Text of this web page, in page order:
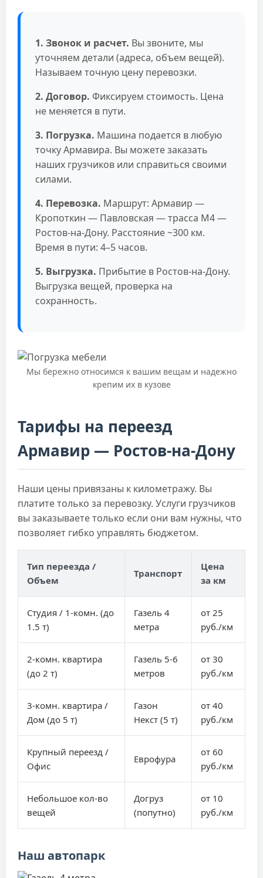
1. Звонок и расчет. Вы звоните, мы
уточняем детали (адреса, объем вещей).
Называем точную цену перевозки.
2. Договор. Фиксируем стоимость. Цена
не меняется в пути.
3. Погрузка. Машина подается в любую
точку Армавира. Вы можете заказать
наших грузчиков или справиться своими
силами.
4. Перевозка. Маршрут: Армавир —
Кропоткин — Павловская — трасса М4 —
Ростов-на-Дону. Расстояние ~300 км.
Время в пути: 4–5 часов.
5. Выгрузка. Прибытие в Ростов-на-Дону.
Выгрузка вещей, проверка на
сохранность.
Мы бережно относимся к вашим вещам и надежно
крепим их в кузове
Тарифы на переезд
Армавир — Ростов-на-Дону
Наши цены привязаны к километражу. Вы
платите только за перевозку. Услуги грузчиков
вы заказываете только если они вам нужны, что
позволяет гибко управлять бюджетом.
Тип переезда /
Объем
Транспорт
Цена
за км
Студия / 1-комн. (до
1.5 т)
Газель 4
метра
от 25
руб./км
2-комн. квартира
(до 2 т)
Газель 5-6
метров
от 30
руб./км
3-комн. квартира /
Дом (до 5 т)
Газон
Некст (5 т)
от 40
руб./км
Крупный переезд /
Офис
Еврофура
от 60
руб./км
Небольшое кол-во
вещей
Догруз
(попутно)
от 10
руб./км
Наш автопарк